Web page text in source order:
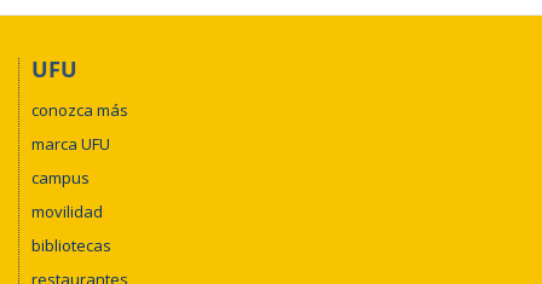
UFU
conozca más
marca UFU
campus
movilidad
bibliotecas
restaurantes